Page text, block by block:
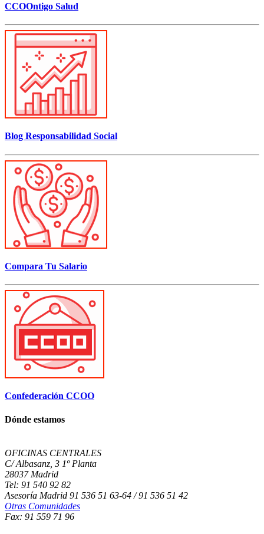
CCOOntigo Salud
Blog Responsabilidad Social
Compara Tu Salario
Confederación CCOO
Dónde estamos
OFICINAS CENTRALES
C/ Albasanz, 3 1º Planta
28037 Madrid
Tel: 91 540 92 82
Asesoría Madrid 91 536 51 63-64 / 91 536 51 42
Otras Comunidades
Fax: 91 559 71 96